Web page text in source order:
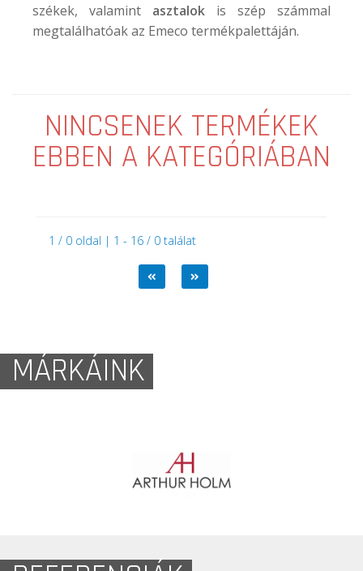
székek, valamint asztalok is szép számmal
megtalálhatóak az Emeco termékpalettáján.
NINCSENEK TERMÉKEK
EBBEN A KATEGÓRIÁBAN
1 / 0 oldal | 1 - 16 / 0 találat
MÁRKÁINK